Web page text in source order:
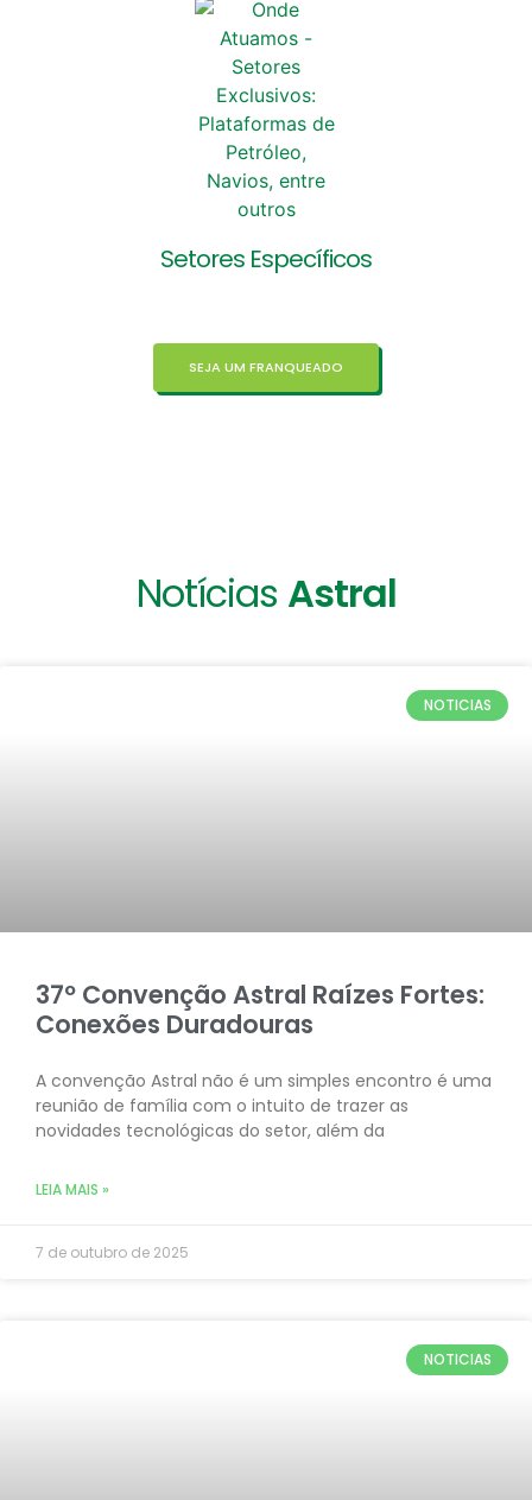
Setores Específicos
SEJA UM FRANQUEADO
Notícias Astral
NOTICIAS
37º Convenção Astral Raízes Fortes:
Conexões Duradouras
A convenção Astral não é um simples encontro é uma
reunião de família com o intuito de trazer as
novidades tecnológicas do setor, além da
LEIA MAIS »
7 de outubro de 2025
NOTICIAS